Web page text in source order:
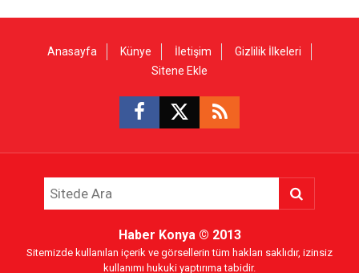
Anasayfa Künye İletişim
Gizlilik İlkeleri
Sitene Ekle
Haber Konya© 2013
Sitemizde kullanılan içerik ve görsellerin tüm hakları saklıdır, izinsiz
kullanımı hukuki yaptırıma tabidir.